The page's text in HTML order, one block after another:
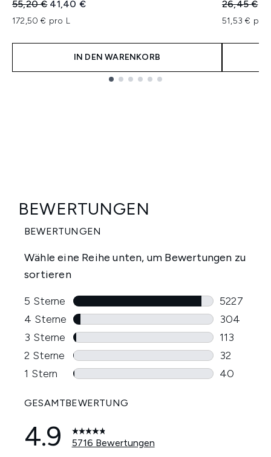
Unverbindliche Preisempfehlung:
55,20 € Aktueller Preis:
41,40 €
172,50 € pro L
IN DEN WARENKORB
26,45 €
51,53 € pro